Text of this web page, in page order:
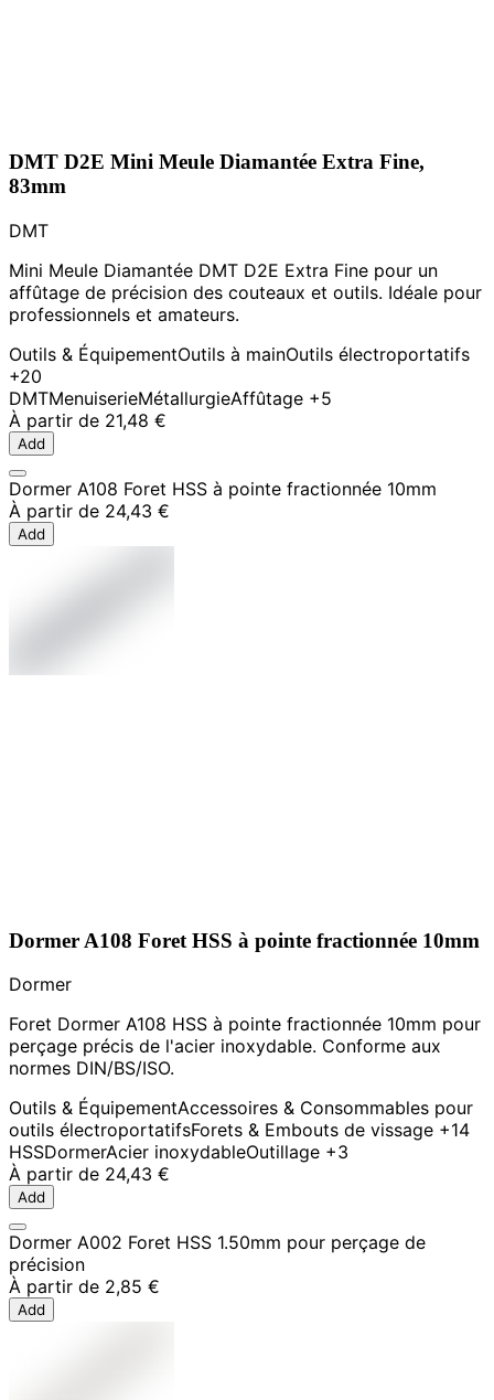
DMT D2E Mini Meule Diamantée Extra Fine,
83mm
DMT
Mini Meule Diamantée DMT D2E Extra Fine pour un
affûtage de précision des couteaux et outils. Idéale pour
professionnels et amateurs.
Outils & ÉquipementOutils à mainOutils électroportatifs
+20
DMTMenuiserieMétallurgieAffûtage +5
À partir de 21,48 €
Add
Dormer A108 Foret HSS à pointe fractionnée 10mm
À partir de 24,43 €
Add
Dormer A108 Foret HSS à pointe fractionnée 10mm
Dormer
Foret Dormer A108 HSS à pointe fractionnée 10mm pour
perçage précis de l'acier inoxydable. Conforme aux
normes DIN/BS/ISO.
Outils & ÉquipementAccessoires & Consommables pour
outils électroportatifsForets & Embouts de vissage +14
HSSDormerAcier inoxydableOutillage +3
À partir de 24,43 €
Add
Dormer A002 Foret HSS 1.50mm pour perçage de
précision
À partir de 2,85 €
Add